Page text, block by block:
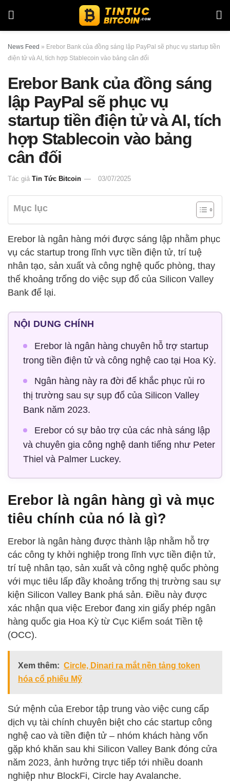
News Feed » Erebor Bank của đồng sáng lập PayPal sẽ phục vụ startup tiền
điện tử và AI, tích hợp Stablecoin vào bảng cân đối
Erebor Bank của đồng sáng
lập PayPal sẽ phục vụ
startup tiền điện tử và AI, tích
hợp Stablecoin vào bảng
cân đối
Tác giả Tin Tức Bitcoin 03/07/2025
Mục lục
Erebor là ngân hàng mới được sáng lập nhằm phục
vụ các startup trong lĩnh vực tiền điện tử, trí tuệ
nhân tạo, sản xuất và công nghệ quốc phòng, thay
thế khoảng trống do việc sụp đổ của Silicon Valley
Bank để lại.
NỘI DUNG CHÍNH
Erebor là ngân hàng chuyên hỗ trợ startup
trong tiền điện tử và công nghệ cao tại Hoa Kỳ.
Ngân hàng này ra đời để khắc phục rủi ro
thị trường sau sự sụp đổ của Silicon Valley
Bank năm 2023.
Erebor có sự bảo trợ của các nhà sáng lập
và chuyên gia công nghệ danh tiếng như Peter
Thiel và Palmer Luckey.
Erebor là ngân hàng gì và mục
tiêu chính của nó là gì?
Erebor là ngân hàng được thành lập nhằm hỗ trợ
các công ty khởi nghiệp trong lĩnh vực tiền điện tử,
trí tuệ nhân tạo, sản xuất và công nghệ quốc phòng
với mục tiêu lấp đầy khoảng trống thị trường sau sự
kiện Silicon Valley Bank phá sản. Điều này được
xác nhận qua việc Erebor đang xin giấy phép ngân
hàng quốc gia Hoa Kỳ từ Cục Kiểm soát Tiền tệ
(OCC).
Xem thêm: Circle, Dinari ra mắt nền tảng token
hóa cổ phiếu Mỹ
Sứ mệnh của Erebor tập trung vào việc cung cấp
dịch vụ tài chính chuyên biệt cho các startup công
nghệ cao và tiền điện tử – nhóm khách hàng vốn
gặp khó khăn sau khi Silicon Valley Bank đóng cửa
năm 2023, ảnh hưởng trực tiếp tới nhiều doanh
nghiệp như BlockFi, Circle hay Avalanche.